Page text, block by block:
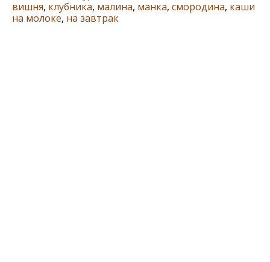
вишня, клубника, малина, манка, смородина, каши
на молоке, на завтрак